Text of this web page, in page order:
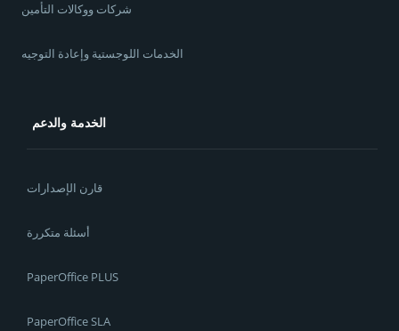
شركات ووكالات التأمين
الخدمات اللوجستية وإعادة التوجيه
الخدمة والدعم
قارن الإصدارات
أسئلة متكررة
PaperOffice PLUS
PaperOffice SLA